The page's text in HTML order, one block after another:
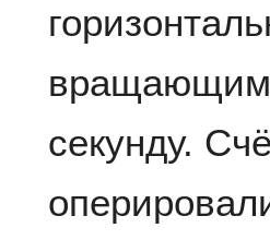
секунду.